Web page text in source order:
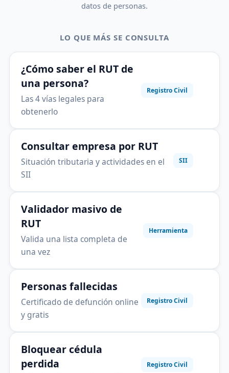
datos de personas.
LO QUE MÁS SE CONSULTA
¿Cómo saber el RUT de
una persona?
Las 4 vías legales para
obtenerlo
Registro Civil
Consultar empresa por RUT
Situación tributaria y actividades en el
SII
SII
Validador masivo de
RUT
Valida una lista completa de
una vez
Herramienta
Personas fallecidas
Certificado de defunción online
y gratis
Registro Civil
Bloquear cédula
perdida
Registro Civil